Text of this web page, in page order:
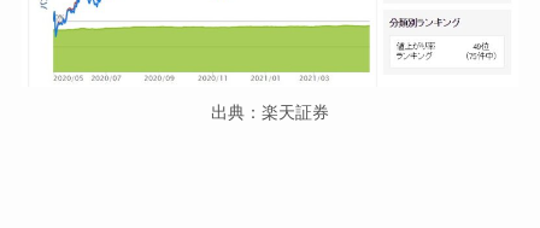
出典：楽天証券